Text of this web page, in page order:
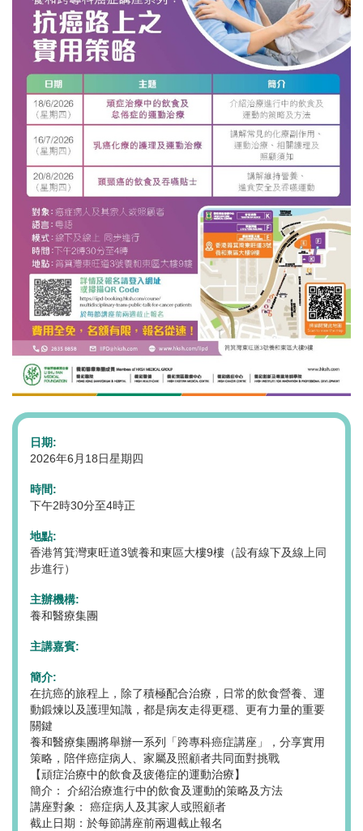
日期:
2026年6月18日星期四
時間:
下午2時30分至4時正
地點:
香港筲箕灣東旺道3號養和東區大樓9樓（設有線下及線上同
步進行）
主辦機構:
養和醫療集團
主講嘉賓:
簡介:
在抗癌的旅程上，除了積極配合治療，日常的飲食營養、運
動鍛煉以及護理知識，都是病友走得更穩、更有力量的重要
關鍵
養和醫療集團將舉辦一系列「跨專科癌症講座」，分享實用
策略，陪伴癌症病人、家屬及照顧者共同面對挑戰
【頑症治療中的飲食及疲倦症的運動治療】
簡介： 介紹治療進行中的飲食及運動的策略及方法
講座對象： 癌症病人及其家人或照顧者
截止日期：於每節講座前兩週截止報名